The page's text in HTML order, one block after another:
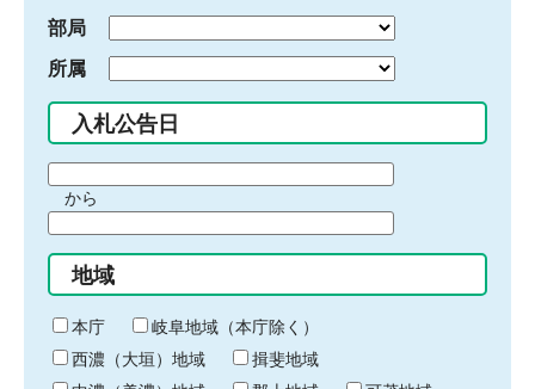
部局
所属
入札公告日
間
始
り
から
間
終
わ
り
地域
本庁
岐阜地域（本庁除く）
西濃（大垣）地域
揖斐地域